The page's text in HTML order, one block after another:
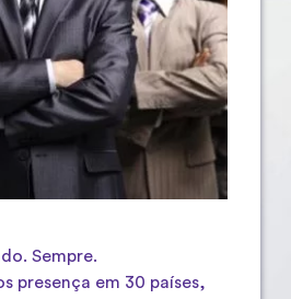
Sempre.
presença em 30 países,